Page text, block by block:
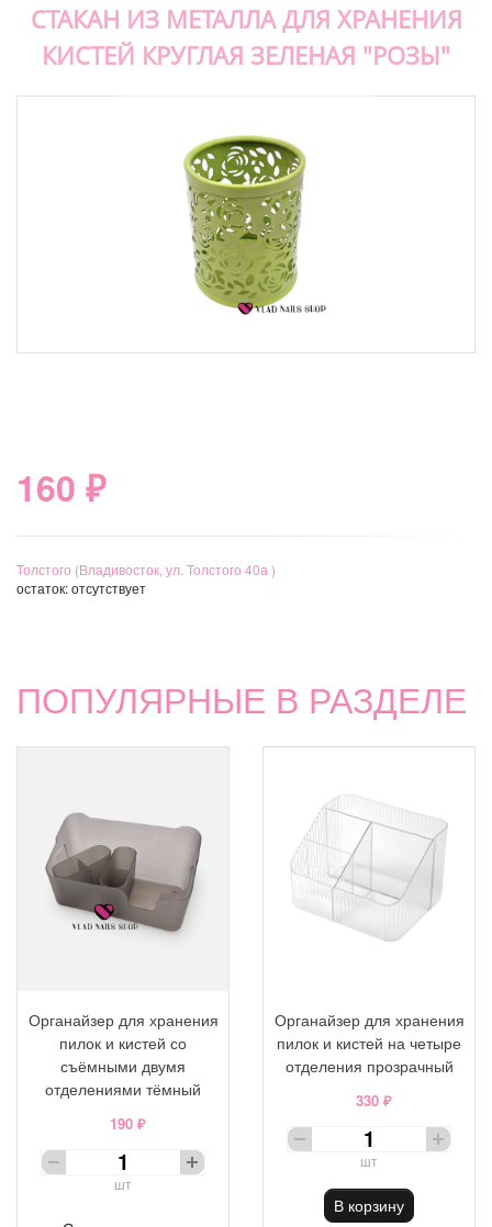
СТАКАН ИЗ МЕТАЛЛА ДЛЯ ХРАНЕНИЯ
КИСТЕЙ КРУГЛАЯ ЗЕЛЕНАЯ "РОЗЫ"
160 ₽
Толстого (Владивосток, ул. Толстого 40а )
остаток:отсутствует
ПОПУЛЯРНЫЕ В РАЗДЕЛЕ
Органайзер для хранения
пилок и кистей со
съёмными двумя
отделениями тёмный
190 ₽
шт
Органайзер для хранения
пилок и кистей на четыре
отделения прозрачный
330 ₽
шт
В корзину